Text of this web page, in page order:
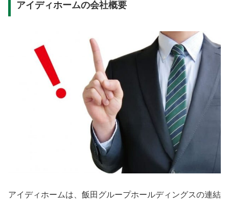
アイディホームの会社概要
アイディホームは、飯田グループホールディングスの連結